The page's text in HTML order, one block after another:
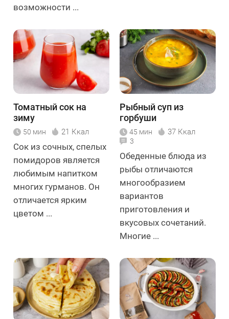
возможности ...
Томатный сок на
зиму
50 мин 21 Ккал
Сок из сочных, спелых
помидоров является
любимым напитком
многих гурманов. Он
отличается ярким
цветом ...
Рыбный суп из
горбуши
45 мин 37 Ккал
3
Обеденные блюда из
рыбы отличаются
многообразием
вариантов
приготовления и
вкусовых сочетаний.
Многие ...